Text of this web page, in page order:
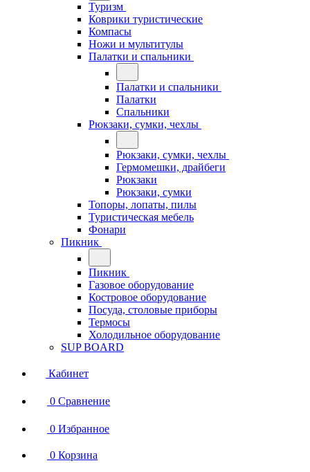
Туризм
Коврики туристические
Компасы
Ножи и мультитулы
Палатки и спальники
Палатки и спальники
Палатки
Спальники
Рюкзаки, сумки, чехлы
Рюкзаки, сумки, чехлы
Гермомешки, драйбеги
Рюкзаки
Рюкзаки, сумки
Топоры, лопаты, пилы
Туристическая мебель
Фонари
Пикник
Пикник
Газовое оборудование
Костровое оборудование
Посуда, столовые приборы
Термосы
Холодильное оборудование
SUP BOARD
Кабинет
0 Сравнение
0 Избранное
0 Корзина